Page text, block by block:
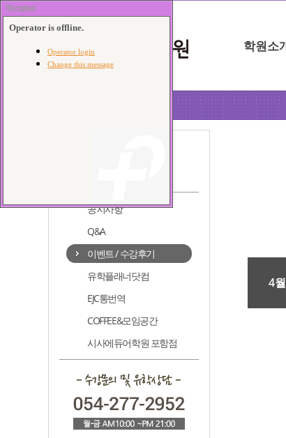
포항점
학원소
공지사항
Q&A
이벤트 / 수강후기
유학플래너닷컴
EJC통번역
COFFEE&모임공간
시사에듀어학원 포항점
4